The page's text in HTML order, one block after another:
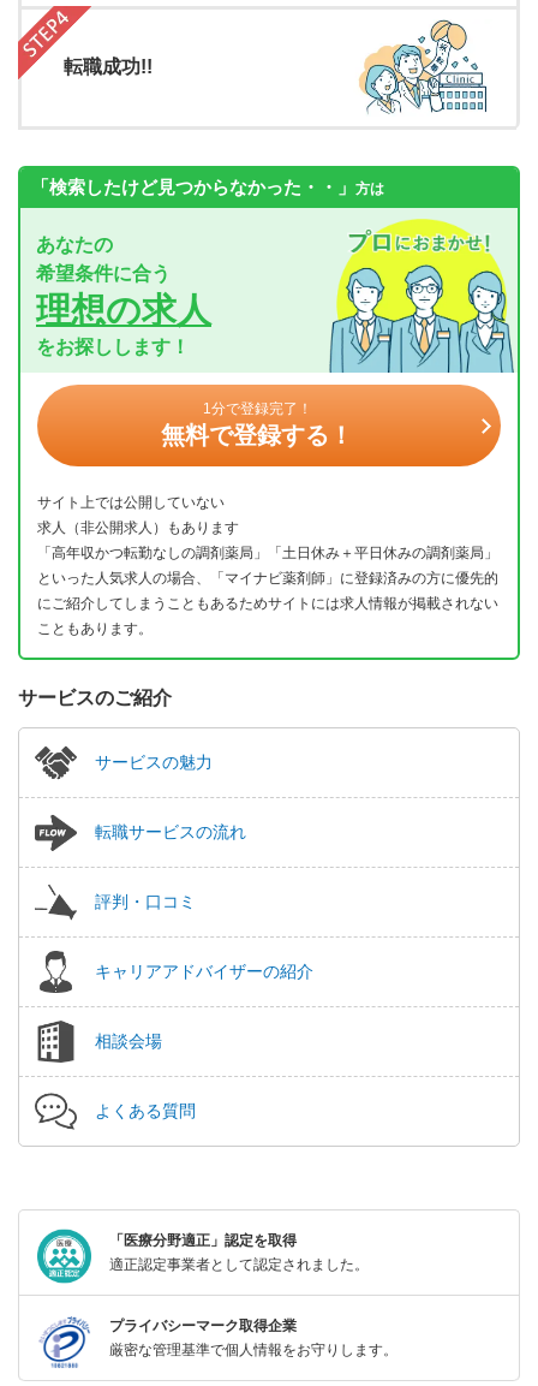
転職成功!!
「検索したけど見つからなかった・・」 方は
あなたの
希望条件に合う
理想の求人
をお探しします！
1分で登録完了！
無料で登録する！
サイト上では公開していない
求人（非公開求人）もあります
「高年収かつ転勤なしの調剤薬局」「土日休み＋平日休みの調剤薬局」
といった人気求人の場合、「マイナビ薬剤師」に登録済みの方に優先的
にご紹介してしまうこともあるためサイトには求人情報が掲載されない
こともあります。
サービスのご紹介
サービスの魅力
転職サービスの流れ
評判・口コミ
キャリアアドバイザーの紹介
相談会場
よくある質問
「医療分野適正」認定を取得
適正認定事業者として認定されました。
プライバシーマーク取得企業
厳密な管理基準で個人情報をお守りします。